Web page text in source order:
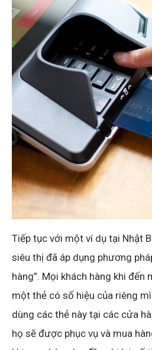
Tiếp tục với một ví dụ tại Nhật
siêu thị đã áp dụng phương
hàng”. Mọi khách hàng khi đến
một thẻ có số hiệu của riêng
dùng các thẻ này tại các cửa
họ sẽ được phục vụ và mua